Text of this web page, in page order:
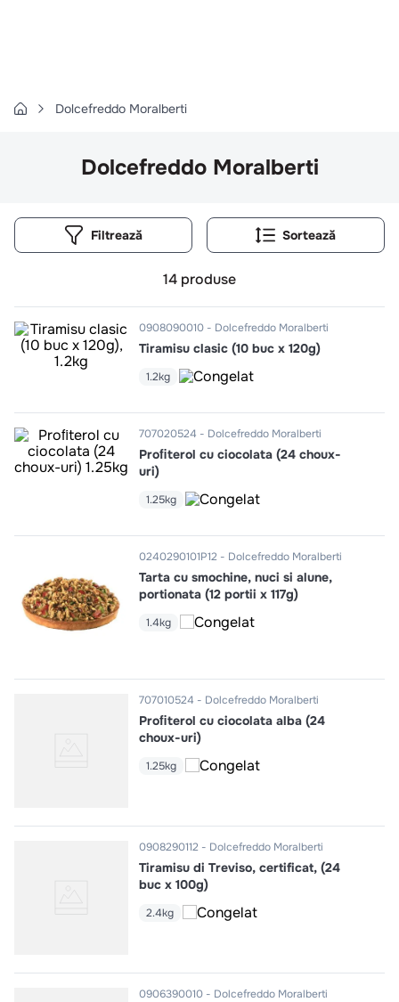
3.
pui
7. ceafa
8. aripi
10.pizza
Dolcefreddo Moralberti
Dolcefreddo Moralberti
Filtrează
14 produse
0908090010 Dolcefreddo Moralberti
Tiramisu clasic (10 buc x 120g)
1.2kg
707020524 Dolcefreddo Moralberti
Proﬁterol cu ciocolata (24 choux-
uri)
1.25kg
0240290101P12 Dolcefreddo Moralberti
Tarta cu smochine, nuci si alune,
portionata (12 portii x 117g)
1.4kg
707010524 Dolcefreddo Moralberti
Proﬁterol cu ciocolata alba (24
choux-uri)
1.25kg
0908290112 Dolcefreddo Moralberti
Tiramisu di Treviso, certificat, (24
buc x 100g)
2.4kg
0906390010 Dolcefreddo Moralberti